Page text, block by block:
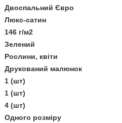
Двоспальний Євро
Люкс-сатин
146 г/м2
Зелений
Рослини, квіти
Друкований малюнок
1 (шт)
1 (шт)
4 (шт)
Одного розміру